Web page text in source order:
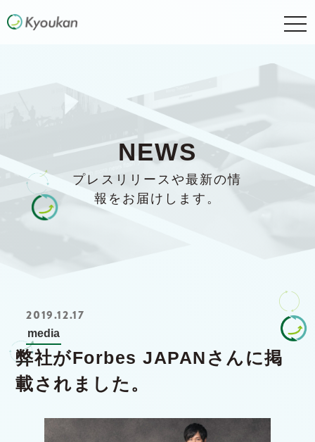
NEWS
プレスリリースや最新の情
報をお届けします。
2019.12.17
media
弊社がForbes JAPANさんに掲
載されました。